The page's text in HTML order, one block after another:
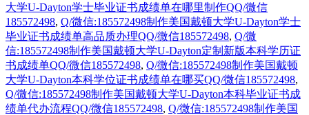
大学U-Dayton学士毕业证书成绩单在哪里制作QQ/微信
185572498, Q/微信:185572498制作美国戴顿大学U-Dayton学士
毕业证书成绩单高品质办理QQ/微信185572498, Q/微
信:185572498制作美国戴顿大学U-Dayton定制新版本科学历证
书成绩单QQ/微信185572498, Q/微信:185572498制作美国戴顿
大学U-Dayton本科学位证书成绩单在哪买QQ/微信185572498,
Q/微信:185572498制作美国戴顿大学U-Dayton本科毕业证书成
绩单代办流程QQ/微信185572498, Q/微信:185572498制作美国